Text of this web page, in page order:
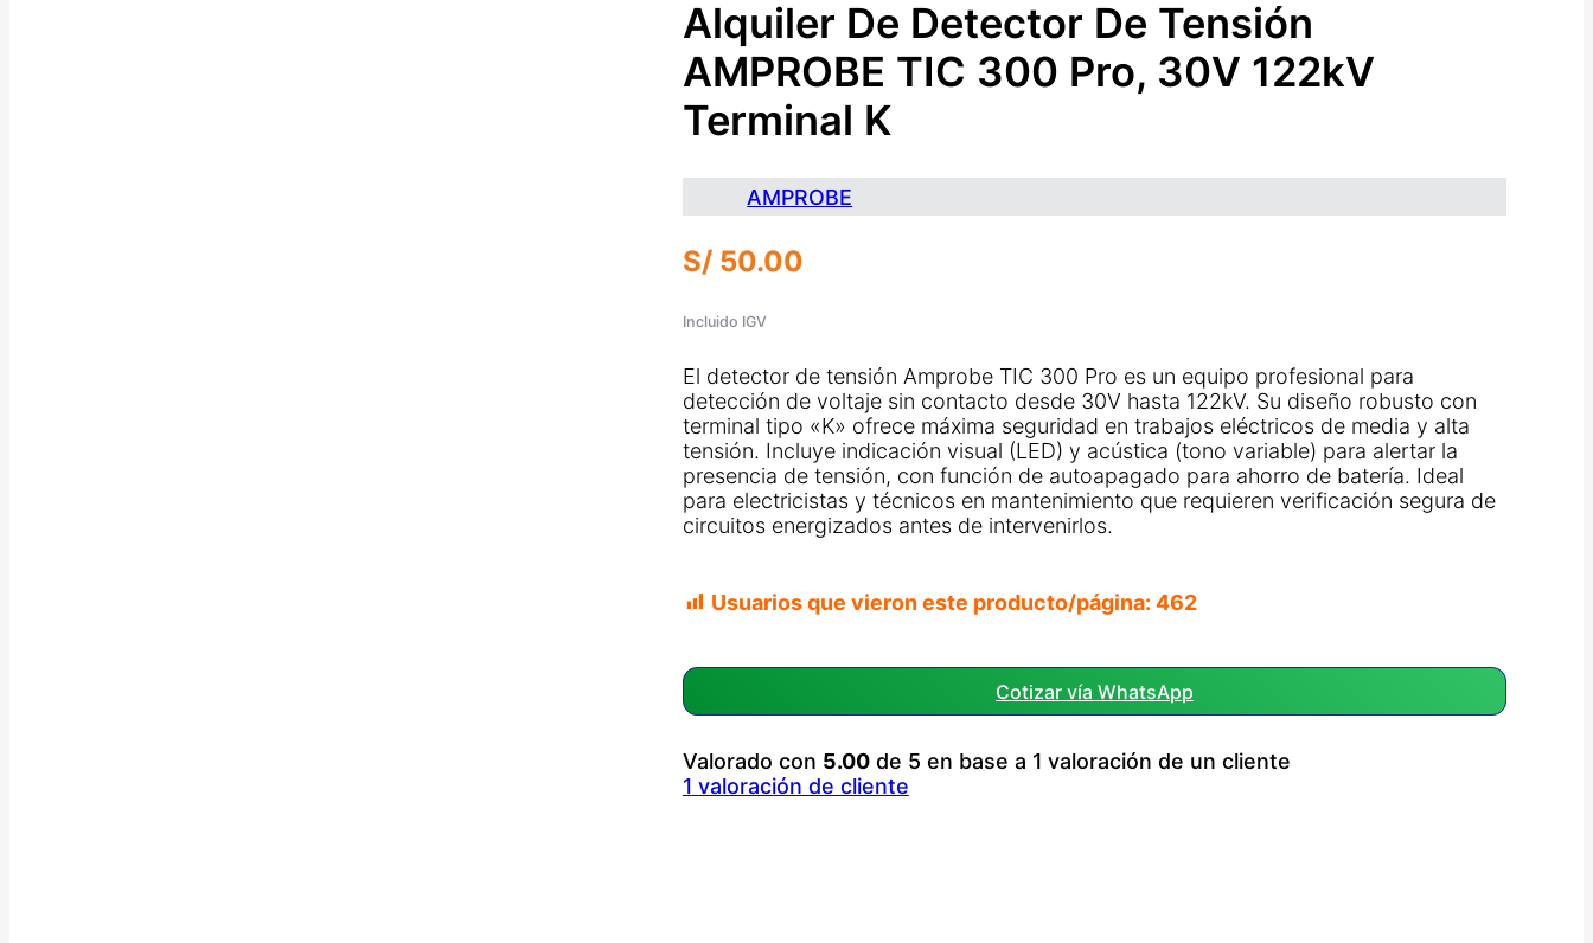
Alquiler De Detector De Tensión
AMPROBE TIC 300 Pro, 30V 122kV
Terminal K
AMPROBE
S/50.00
Incluido IGV
El detector de tensión Amprobe TIC 300 Pro es un equipo profesional para
detección de voltaje sin contacto desde 30V hasta 122kV. Su diseño robusto con
terminal tipo «K» ofrece máxima seguridad en trabajos eléctricos de media y alta
tensión. Incluye indicación visual (LED) y acústica (tono variable) para alertar la
presencia de tensión, con función de autoapagado para ahorro de batería. Ideal
para electricistas y técnicos en mantenimiento que requieren verificación segura de
circuitos energizados antes de intervenirlos.
Usuarios que vieron este producto/página: 462
Cotizar vía WhatsApp
Valorado con 5.00de 5 en base a 1 valoración de un cliente
1 valoración de cliente